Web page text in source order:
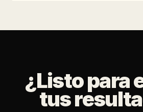
¿Listo para
tus